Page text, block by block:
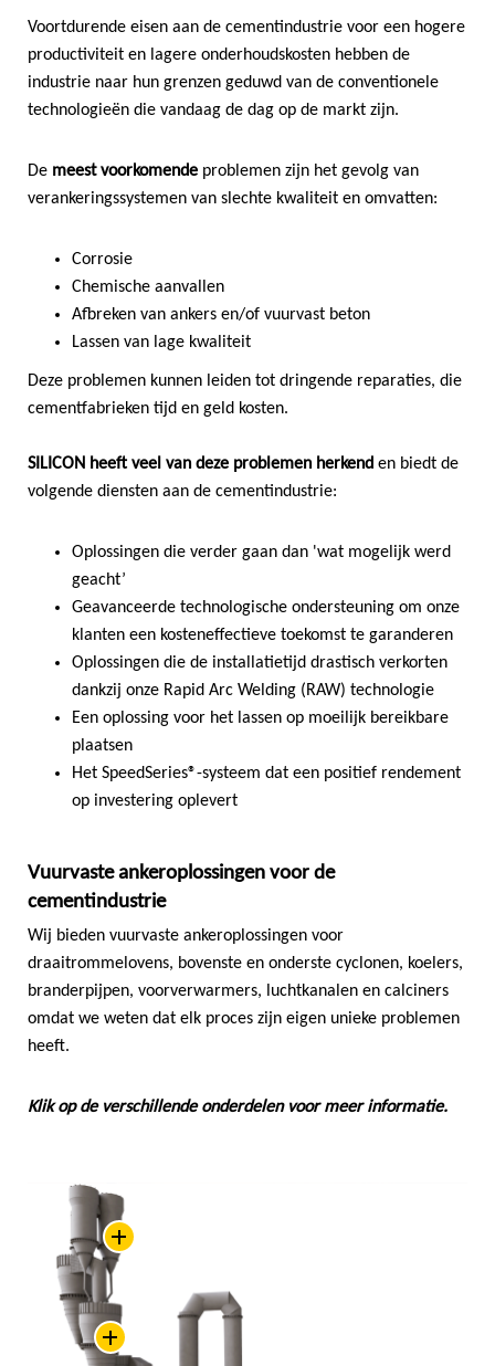
Voortdurende eisen aan de cementindustrie voor een hogere
productiviteit en lagere onderhoudskosten hebben de
industrie naar hun grenzen geduwd van de conventionele
technologieën die vandaag de dag op de markt zijn.
De meest voorkomende problemen zijn het gevolg van
verankeringssystemen van slechte kwaliteit en omvatten:
Corrosie
Chemische aanvallen
Afbreken van ankers en/of vuurvast beton
Lassen van lage kwaliteit
Deze problemen kunnen leiden tot dringende reparaties, die
cementfabrieken tijd en geld kosten.
SILICON heeft veel van deze problemen herkend en biedt de
volgende diensten aan de cementindustrie:
Oplossingen die verder gaan dan 'wat mogelijk werd
geacht’
Geavanceerde technologische ondersteuning om onze
klanten een kosteneffectieve toekomst te garanderen
Oplossingen die de installatietijd drastisch verkorten
dankzij onze Rapid Arc Welding (RAW) technologie
Een oplossing voor het lassen op moeilijk bereikbare
plaatsen
Het SpeedSeries®-systeem dat een positief rendement
op investering oplevert
Vuurvaste ankeroplossingen voor de
cementindustrie
Wij bieden vuurvaste ankeroplossingen voor
draaitrommelovens, bovenste en onderste cyclonen, koelers,
branderpijpen, voorverwarmers, luchtkanalen en calciners
omdat we weten dat elk proces zijn eigen unieke problemen
heeft.
Klik op de verschillende onderdelen voor meer informatie.